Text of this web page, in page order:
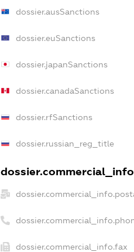
dossier.ausSanctions
dossier.euSanctions
dossier.japanSanctions
dossier.canadaSanctions
dossier.rfSanctions
dossier.russian_reg_title
dossier.commercial_info.fax